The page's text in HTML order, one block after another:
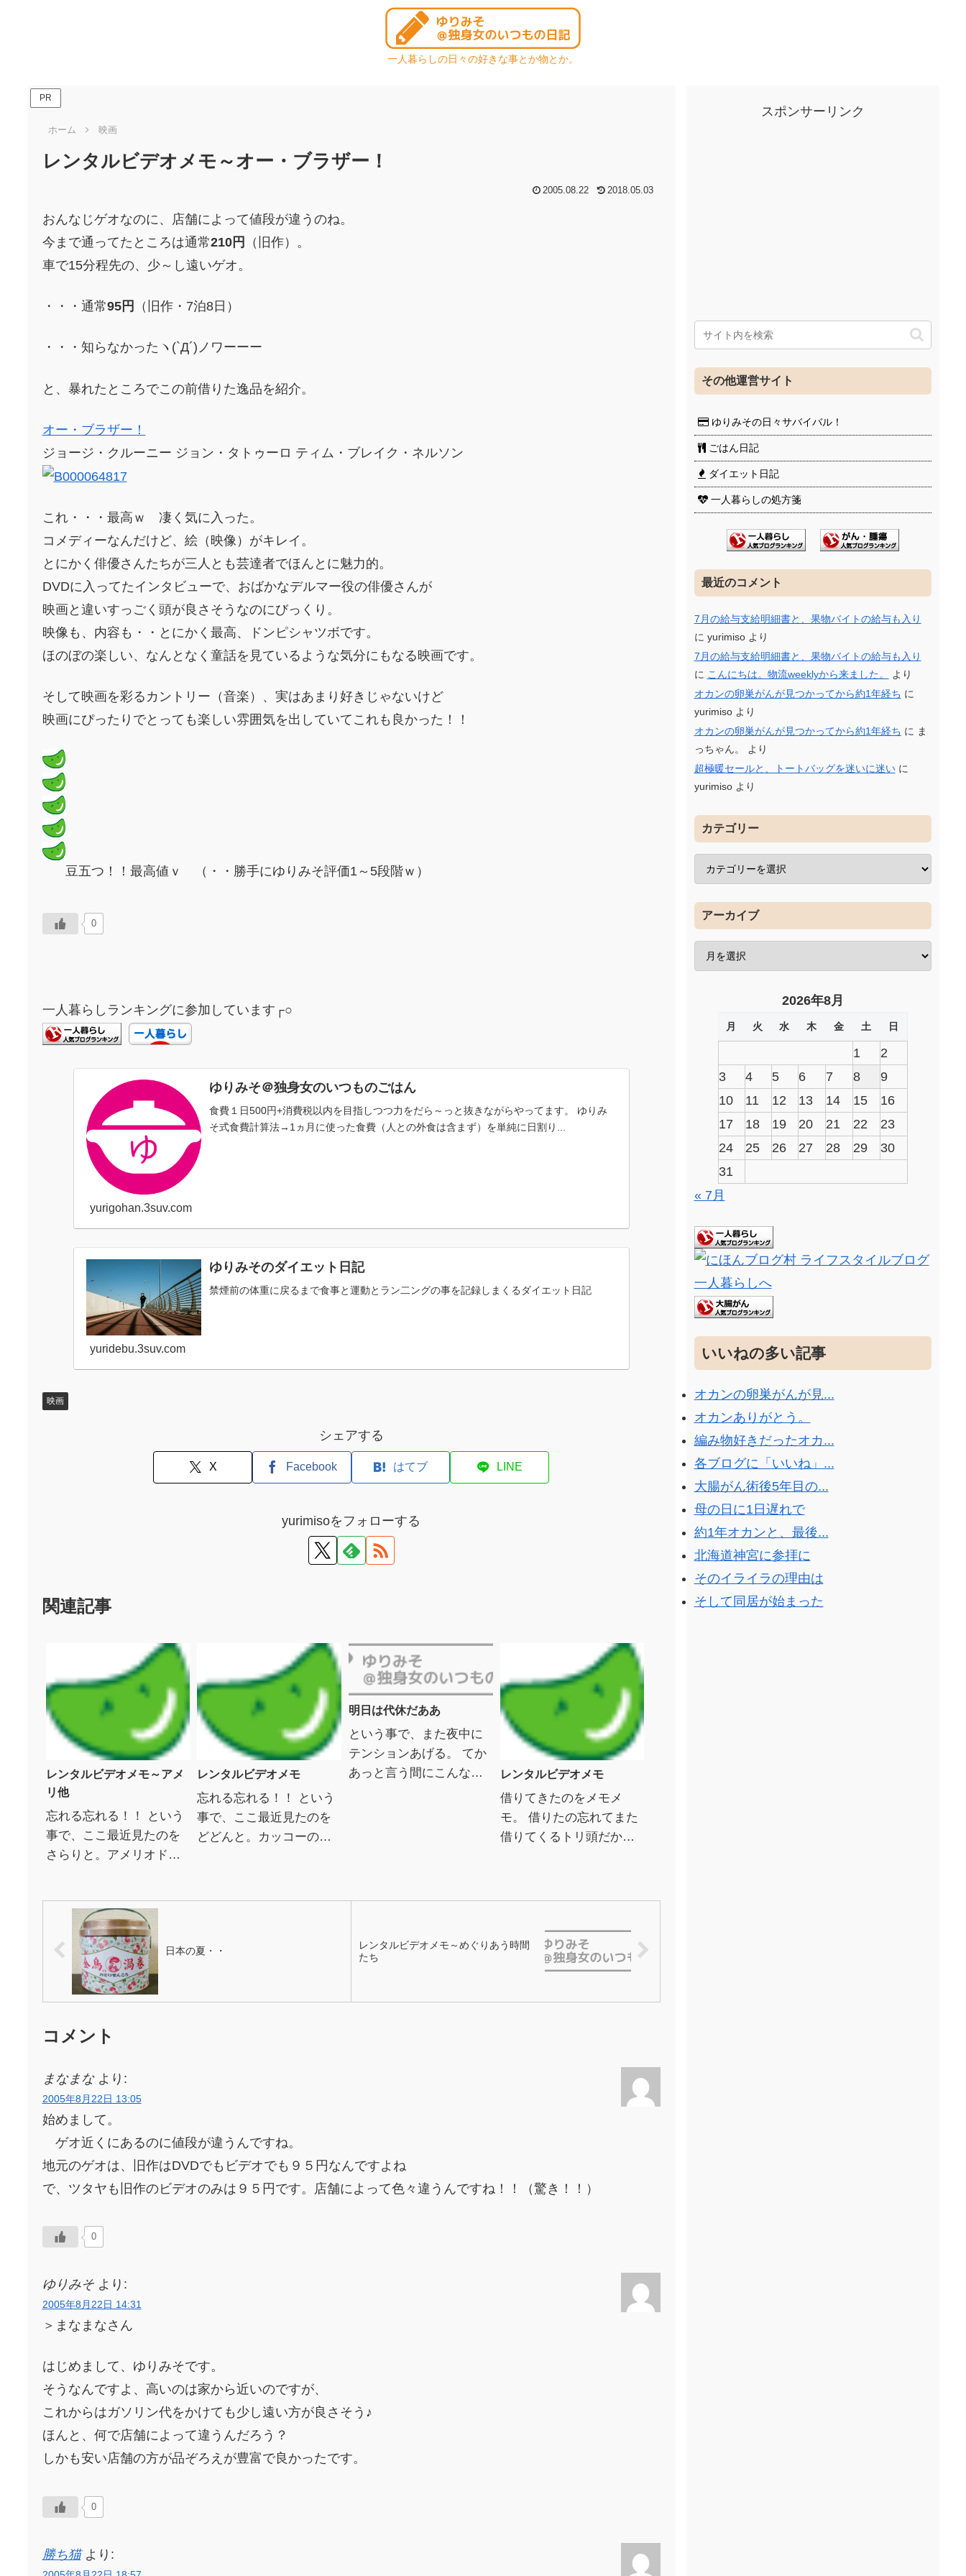
一人暮らしの日々の好きな事とか物とか。
PR
ホーム 映画
レンタルビデオメモ～オー・ブラザー！
2005.08.22 2018.05.03
おんなじゲオなのに、店舗によって値段が違うのね。
今まで通ってたところは通常210円
（旧作）。
車で15分程先の、少～し遠いゲオ。
・・・通常95円 （旧作・7泊8日）
・・・知らなかったヽ(`Д´)ノワーーー
と、暴れたところでこの前借りた逸品を紹介。
オー・ブラザー！
ジョージ・クルーニー ジョン・タトゥーロ ティム・ブレイク・ネルソン
これ・・・最高ｗ 凄く気に入った。
コメディーなんだけど、絵（映像）がキレイ。
とにかく俳優さんたちが三人とも芸達者でほんとに魅力的。
DVDに入ってたインタビューで、おばかなデルマー役の俳優さんが
映画と違いすっごく頭が良さそうなのにびっくり。
映像も、内容も・・とにかく最高、ドンピシャツボです。
ほのぼの楽しい、なんとなく童話を見ているような気分にもなる映画です。
そして映画を彩るカントリー（音楽）、実はあまり好きじゃないけど
映画にぴったりでとっても楽しい雰囲気を出していてこれも良かった！！
豆五つ！！最高値ｖ （・・勝手にゆりみそ評価1～5段階ｗ）
0
一人暮らしランキングに参加しています┌○
ゆりみそ＠独身女のいつものごはん
食費１日500円+消費税以内を目指しつつ力をだら～っと抜きながらやってます。 ゆりみ
そ式食費計算法→1ヵ月に使った食費（人との外食は含まず）を単純に日割り...
yurigohan.3suv.com
ゆりみそのダイエット日記
禁煙前の体重に戻るまで食事と運動とラン二ングの事を記録しまくるダイエット日記
yuridebu.3suv.com
映画
シェアする
X Facebook はてブ LINE
yurimisoをフォローする
関連記事
レンタルビデオメモ～アメ
リ他
忘れる忘れる！！ という
事で、ここ最近見たのを
さらりと。アメリオドレ
ノン ビデオメーカー
2002-08-02b...
レンタルビデオメモ
忘れる忘れる！！ という
事で、ここ最近見たのを
どどんと。カッコーの巣
明日は代休だああ
という事で、また夜中に
テンションあげる。 てか
あっと言う間にこんな時
レンタルビデオメモ
借りてきたのをメモメ
モ。 借りたの忘れてまた
借りてくるトリ頭だか
日本の夏・・
レンタルビデオメモ～めぐりあう時間
たち
コメント
まなまな より:
2005年8月22日 13:05
始めまして。
ゲオ近くにあるのに値段が違うんですね。
地元のゲオは、旧作はDVDでもビデオでも９５円なんですよね
で、ツタヤも旧作のビデオのみは９５円です。店舗によって色々違うんですね！！（驚き！！）
0
ゆりみそ より:
2005年8月22日 14:31
＞まなまなさん
はじめまして、ゆりみそです。
そうなんですよ、高いのは家から近いのですが、
これからはガソリン代をかけても少し遠い方が良さそう♪
ほんと、何で店舗によって違うんだろう？
しかも安い店舗の方が品ぞろえが豊富で良かったです。
0
勝ち猫 より:
スポンサーリンク
その他運営サイト
ゆりみその日々サバイバル！
ごはん日記
ダイエット日記
一人暮らしの処方箋
最近のコメント
7月の給与支給明細書と、果物バイトの給与も入り
に yurimisoより
7月の給与支給明細書と、果物バイトの給与も入り
に こんにちは。物流weeklyから来ました。
より
オカンの卵巣がんが見つかってから約1年経ち に
yurimisoより
オカンの卵巣がんが見つかってから約1年経ち に ま
っちゃん。
より
超極暖セールと、トートバッグを迷いに迷いに
yurimisoより
カテゴリー
アーカイブ
2026年8月
月 火 水 木 金 土 日
1
2
3
4 5 6 7 8
9
10
11 12 13 14 15
16
17
18 19 20 21 22
23
24
25 26 27 28 29
30
31
« 7月
いいねの多い記事
オカンの卵巣がんが見...
オカンありがとう。
編み物好きだったオカ...
各ブログに「いいね」...
大腸がん術後5年目の...
母の日に1日遅れで
約1年オカンと、最後...
北海道神宮に参拝に
そのイライラの理由は
そして同居が始まった